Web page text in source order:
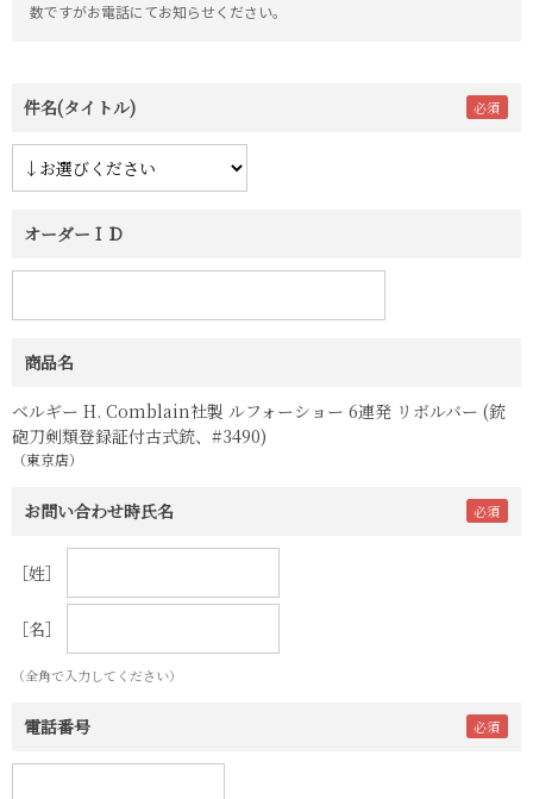
数ですがお電話にてお知らせください。
件名(タイトル)
オーダーＩＤ
商品名
ベルギー H. Comblain社製 ルフォーショー 6連発 リボルバー (銃
砲刀剣類登録証付古式銃、#3490)
（東京店）
お問い合わせ時氏名
［姓］
［名］
（全角で入力してください）
電話番号